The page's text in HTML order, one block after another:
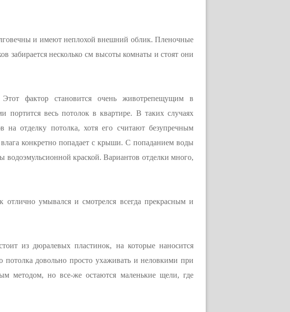
и имеют неплохой внешний облик. Пленочные
забирается несколько см высоты комнаты и стоят они
фактор становится очень животрепещущим в
портится весь потолок в квартире. В таких случаях
на отделку потолка, хотя его считают безупречным
конкретно попадает с крыши. С попаданием воды
водоэмульсионной краской. Вариантов отделки много,
умывался и смотрелся всегда прекрасным и
из дюралевых пластинок, на которые наносится
потолка довольно просто ухаживать и неловкими при
методом, но все-же остаются маленькие щели, где